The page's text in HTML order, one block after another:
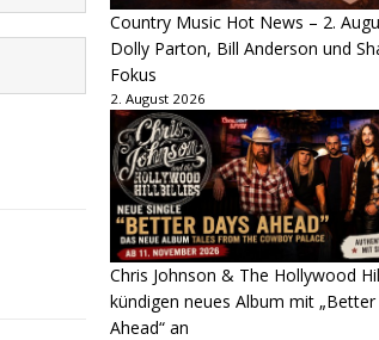
Country Music Hot News – 2.
Dolly Parton, Bill Anderson und
Fokus
2. August 2026
Chris Johnson & The Hollywood
kündigen neues Album mit „Better
Ahead“ an